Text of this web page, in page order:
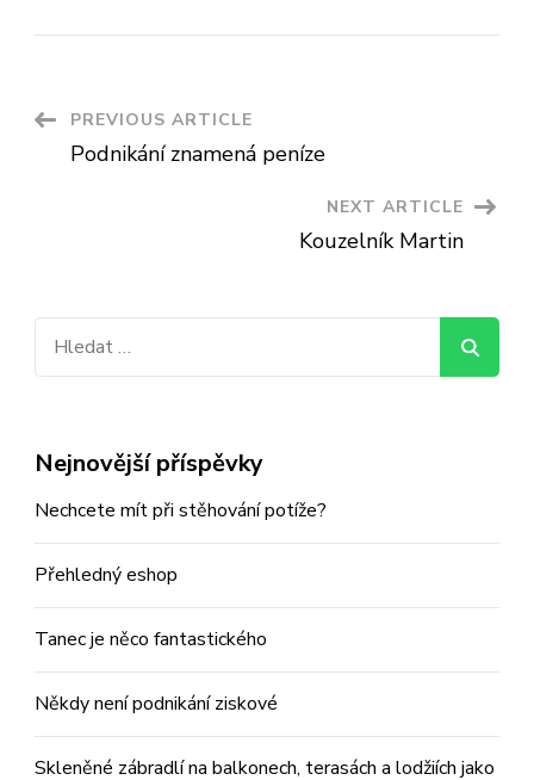
Post
Navigation
PREVIOUS ARTICLE
Podnikání znamená peníze
NEXT ARTICLE
Kouzelník Martin
Nejnovější příspěvky
Nechcete mít při stěhování potíže?
Přehledný eshop
Tanec je něco fantastického
Někdy není podnikání ziskové
Skleněné zábradlí na balkonech, terasách a lodžiích jako